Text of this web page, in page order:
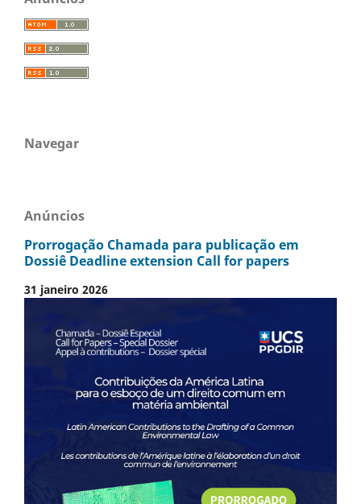
Navegar
Anúncios
Prorrogação Chamada para publicação em
Dossiê Deadline extension Call for papers
31 janeiro 2026